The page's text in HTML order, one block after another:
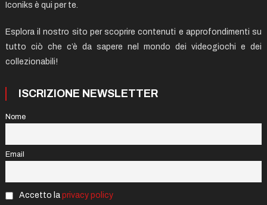
Iconiks è qui per te.
Esplora il nostro sito per scoprire contenuti e approfondimenti su
tutto ciò che c’è da sapere nel mondo dei videogiochi e dei
collezionabili!
ISCRIZIONE NEWSLETTER
Nome
Email
Accetto la privacy policy